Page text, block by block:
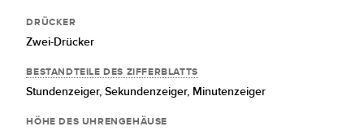
DRÜCKER
Zwei-Drücker
BESTANDTEILE DES ZIFFERBLATTS
Stundenzeiger,Sekundenzeiger, Minutenzeiger
HÖHE DES UHRENGEHÄUSE